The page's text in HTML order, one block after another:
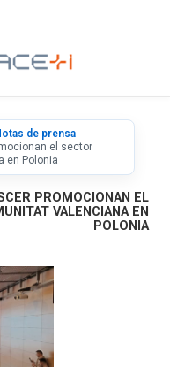
de prensa
el sector
en Polonia
PROMOCIONAN EL
VALENCIANA EN
POLONIA